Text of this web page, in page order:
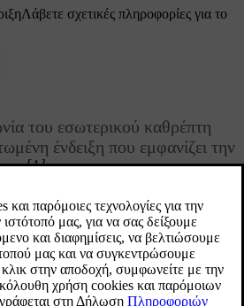
Λάβετε σχετικές πληροφορίες για το
του εσωτερικού καθρέπτη
ένδειξη που εμφανίζει την
[1]προς την οποία είναι